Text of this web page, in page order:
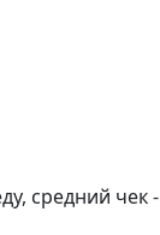
средний чек -